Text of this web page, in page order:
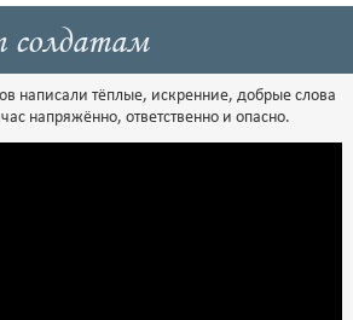
написали тёплые, искренние, добрые слова
напряжённо, ответственно и опасно.